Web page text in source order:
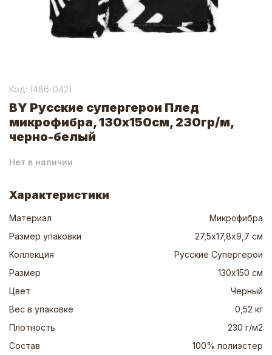
Код: (486-042)
BY Русские супергерои Плед
микрофибра, 130х150см, 230гр/м,
черно-белый
Нет в наличии
Характеристики
Материал
Микрофибра
Размер упаковки
27,5х17,8х9,7 см
Коллекция
Русские Супергерои
Размер
130х150 см
Цвет
Черный
Вес в упаковке
0,52 кг
Плотность
230 г/м2
Состав
100% полиэстер